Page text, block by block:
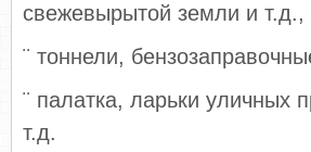
свежевырытой земли и т.д.,
¨ тоннели,
¨ палатка, ларьки уличных
т.д.